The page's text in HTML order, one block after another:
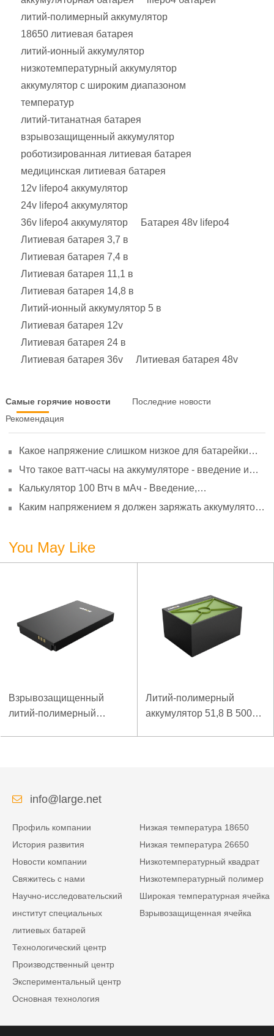
литий-полимерный аккумулятор
18650 литиевая батарея
литий-ионный аккумулятор
низкотемпературный аккумулятор
аккумулятор с широким диапазоном
температур
литий-титанатная батарея
взрывозащищенный аккумулятор
роботизированная литиевая батарея
медицинская литиевая батарея
12v lifepo4 аккумулятор
24v lifepo4 аккумулятор
36v lifepo4 аккумулятор
Батарея 48v lifepo4
Литиевая батарея 3,7 в
Литиевая батарея 7,4 в
Литиевая батарея 11,1 в
Литиевая батарея 14,8 в
Литий-ионный аккумулятор 5 в
Литиевая батарея 12v
Литиевая батарея 24 в
Литиевая батарея 36v
Литиевая батарея 48v
Самые горячие новости
Последние новости
Рекомендация
Какое напряжение слишком низкое для батарейки
старение
Что такое ватт-часы на аккумуляторе - введение и
Калькулятор 100 Втч в мАч - Введение,
Каким напряжением я должен заряжать аккумулятор
You May Like
Взрывозащищенный
литий-полимерный
Литий-полимерный
аккумулятор 51,8 В 5000
info@large.net
Профиль компании
История развития
Новости компании
Свяжитесь с нами
Научно-исследовательский
институт специальных
литиевых батарей
Технологический центр
Производственный центр
Экспериментальный центр
Основная технология
Низкая температура 18650
Низкая температура 26650
Низкотемпературный квадрат
Низкотемпературный полимер
Широкая температурная ячейка
Взрывозащищенная ячейка